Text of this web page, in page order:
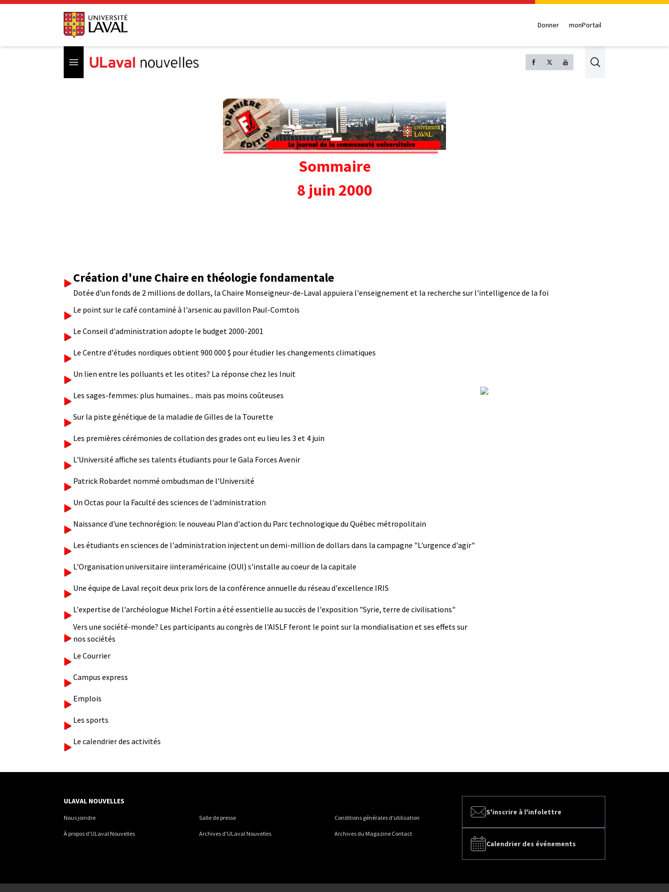
Donner monPortail
Open menu Search
Sommaire
8 juin 2000
Création d'une Chaire en théologie fondamentale
Dotée d'un fonds de 2 millions de dollars, la Chaire Monseigneur-de-Laval appuiera l'enseignement et la recherche sur l'intelligence de la foi
Le point sur le café contaminé à l'arsenic au pavillon Paul-Comtois
Le Conseil d'administration adopte le budget 2000-2001
Le Centre d'études nordiques obtient 900 000 $ pour étudier les changements climatiques
Un lien entre les polluants et les otites? La réponse chez les Inuit
Les sages-femmes: plus humaines... mais pas moins coûteuses
Sur la piste génétique de la maladie de Gilles de la Tourette
Les premières cérémonies de collation des grades ont eu lieu les 3 et 4 juin
L'Université affiche ses talents étudiants pour le Gala Forces Avenir
Patrick Robardet nommé ombudsman de l'Université
Un Octas pour la Faculté des sciences de l'administration
Naissance d'une technorégion: le nouveau Plan d'action du Parc technologique du Québec métropolitain
Les étudiants en sciences de l'administration injectent un demi-million de dollars dans la campagne "L'urgence d'agir"
L'Organisation universitaire iinteraméricaine (OUI) s'installe au coeur de la capitale
Une équipe de Laval reçoit deux prix lors de la conférence annuelle du réseau d'excellence IRIS
L'expertise de l'archéologue Michel Fortin a été essentielle au succès de l'exposition "Syrie, terre de civilisations"
Vers une société-monde? Les participants au congrès de l'AISLF feront le point sur la mondialisation et ses effets sur
nos sociétés
Le Courrier
Campus express
Emplois
Les sports
Le calendrier des activités
S'inscrire à l'infolettre
Calendrier des événements
ULAVAL NOUVELLES
Nous joindre Salle de presse Conditions générales d'utilisation
À propos d'ULaval Nouvelles Archives d'ULaval Nouvelles Archives du Magazine Contact